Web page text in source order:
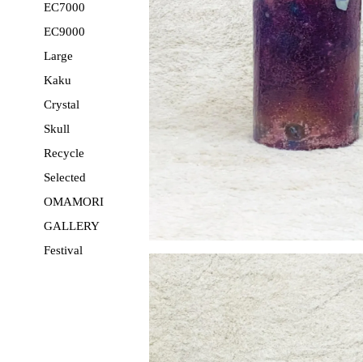
EC7000
EC9000
Large
Kaku
Crystal
Skull
Recycle
Selected
OMAMORI
GALLERY
Festival